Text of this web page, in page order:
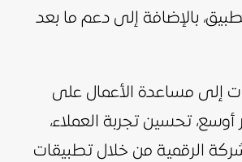
بالإضافة إلى دعم ما بعد
إلى مساعدة الأعمال على
تحسين تجربة العملاء،
الرقمية من خلال تطبيقات